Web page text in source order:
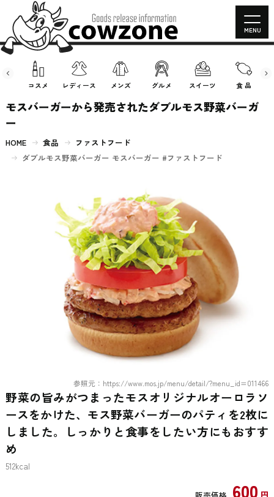
コスメ レディース メンズ グルメ スイーツ 食 品
MENU
モスバーガーから発売されたダブルモス野菜バーガ
ー
HOME 食品
ファストフード
ダブルモス野菜バーガー モスバーガー #ファストフード
参照元：https://www.mos.jp/menu/detail/?menu_id=011466
野菜の旨みがつまったモスオリジナルオーロラソ
ースをかけた、モス野菜バーガーのパティを2枚に
しました。しっかりと食事をしたい方にもおすす
め
512kcal
販売価格 600 円